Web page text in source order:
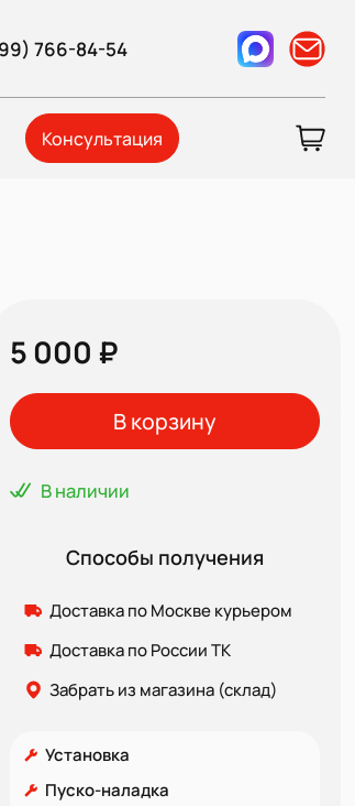
766-84-54
Консультация
5 000 ₽
В корзину
В наличии
Способы получения
Доставка по Москве курьером
Доставка по России ТК
Забрать из магазина (склад)
Установка
Пуско-наладка